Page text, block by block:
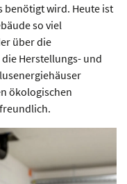
benötigt wird. Heute ist
so viel
über die
Herstellungs- und
ökologischen